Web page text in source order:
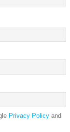
Privacy Policy and